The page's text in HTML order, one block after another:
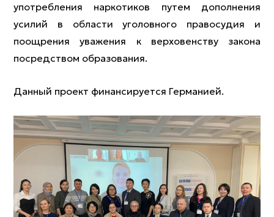
употребления наркотиков путем дополнения
усилий в области уголовного правосудия и
поощрения уважения к верховенству закона
посредством образования.
Данный проект финансируется Германией.